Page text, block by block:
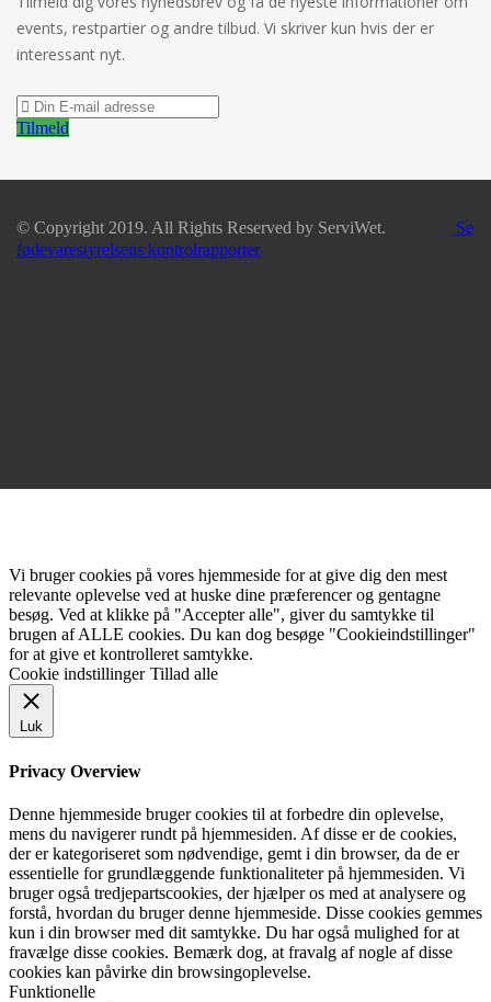
events, restpartier og andre tilbud. Vi skriver kun hvis der er
interessant nyt.
Tilmeld
© Copyright 2019. All Rights Reserved by ServiWet.
Se
fødevarestyrelsens kontrolrapporter
Vi bruger cookies på vores hjemmeside for at give dig den mest
relevante oplevelse ved at huske dine præferencer og gentagne
besøg. Ved at klikke på "Accepter alle", giver du samtykke til
brugen af ALLE cookies. Du kan dog besøge "Cookieindstillinger"
for at give et kontrolleret samtykke.
Cookie indstillinger Tillad alle
Luk
Privacy Overview
Denne hjemmeside bruger cookies til at forbedre din oplevelse,
mens du navigerer rundt på hjemmesiden. Af disse er de cookies,
der er kategoriseret som nødvendige, gemt i din browser, da de er
essentielle for grundlæggende funktionaliteter på hjemmesiden. Vi
bruger også tredjepartscookies, der hjælper os med at analysere og
forstå, hvordan du bruger denne hjemmeside. Disse cookies gemmes
kun i din browser med dit samtykke. Du har også mulighed for at
fravælge disse cookies. Bemærk dog, at fravalg af nogle af disse
cookies kan påvirke din browsingoplevelse.
Funktionelle